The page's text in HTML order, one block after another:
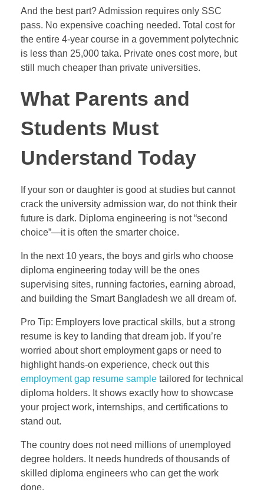
And the best part? Admission requires only SSC
pass. No expensive coaching needed. Total cost for
the entire 4-year course in a government polytechnic
is less than 25,000 taka. Private ones cost more, but
still much cheaper than private universities.
What Parents and
Students Must
Understand Today
If your son or daughter is good at studies but cannot
crack the university admission war, do not think their
future is dark. Diploma engineering is not “second
choice”—it is often the smarter choice.
In the next 10 years, the boys and girls who choose
diploma engineering today will be the ones
supervising sites, running factories, earning abroad,
and building the Smart Bangladesh we all dream of.
Pro Tip: Employers love practical skills, but a strong
resume is key to landing that dream job. If you’re
worried about short employment gaps or need to
highlight hands-on experience, check out this
employment gap resume sample tailored for technical
diploma holders. It shows exactly how to showcase
your project work, internships, and certifications to
stand out.
The country does not need millions of unemployed
degree holders. It needs hundreds of thousands of
skilled diploma engineers who can get the work
done.